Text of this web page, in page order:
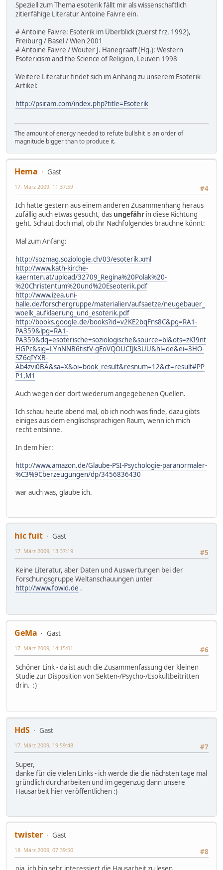
Speziell zum Thema esoterik fällt mir als wissenschaftlich
zitierfähige Literatur Antoine Faivre ein.
# Antoine Faivre: Esoterik im Überblick (zuerst frz. 1992),
Freiburg / Basel / Wien 2001
# Antoine Faivre / Wouter J. Hanegraaff (Hg.): Western
Esotericism and the Science of Religion, Leuven 1998
Weitere Literatur findet sich im Anhang zu unserem Esoterik-
Artikel:
http://psiram.com/index.php?title=Esoterik
The amount of energy needed to refute bullshit is an order of
magnitude bigger than to produce it.
Hema
Gast
#4
17. März 2009, 11:37:59
Ich hatte gestern aus einem anderen Zusammenhang heraus
zufällig auch etwas gesucht, das ungefähr in diese Richtung
geht. Schaut doch mal, ob Ihr Nachfolgendes brauchne könnt:
Mal zum Anfang:
http://sozmag.soziologie.ch/03/esoterik.xml
http://www.kath-kirche-
kaernten.at/upload/32709_Regina%20Polak%20-
%20Christentum%20und%20Eseoterik.pdf
http://www.izea.uni-
halle.de/forschergruppe/materialien/aufsaetze/neugebauer_
woelk_aufklaerung_und_esoterik.pdf
http://books.google.de/books?id=v2KE2bqFns8C&pg=RA1-
PA359&lpg=RA1-
PA359&dq=esoterische+soziologische&source=bl&ots=zKI9nt
HGPc&sig=LYnNNB6tistV-gEoVQOUCIJk3UU&hl=de&ei=3HO-
SZ6qIYXB-
Ab4zvi0BA&sa=X&oi=book_result&resnum=12&ct=result#PP
P1,M1
Auch wegen der dort wiederum angegebenen Quellen.
Ich schau heute abend mal, ob ich noch was finde, dazu gibts
einiges aus dem englischsprachigen Raum, wenn ich mich
recht entsinne.
In dem hier:
http://www.amazon.de/Glaube-PSI-Psychologie-paranormaler-
%C3%9Cberzeugungen/dp/3456836430
war auch was, glaube ich.
hic fuit
Gast
#5
17. März 2009, 13:37:19
Keine Literatur, aber Daten und Auswertungen bei der
Forschungsgruppe Weltanschauungen unter
http://www.fowid.de .
GeMa
Gast
#6
17. März 2009, 14:15:01
Schöner Link - da ist auch die Zusammenfassung der kleinen
Studie zur Disposition von Sekten-/Psycho-/Esokultbeitritten
drin. :)
HdS
Gast
#7
17. März 2009, 19:59:48
Super,
danke für die vielen Links - ich werde die die nächsten tage mal
gründlich durcharbeiten und im gegenzug dann unsere
Hausarbeit hier veröffentlichen :)
twister
Gast
#8
18. März 2009, 07:39:50